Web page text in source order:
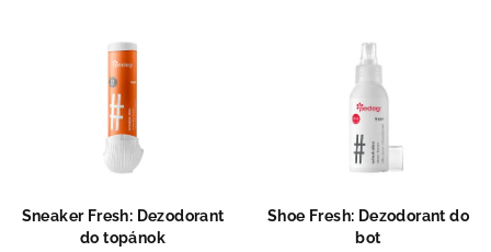
Sneaker Fresh: Dezodorant
do topánok
Shoe Fresh: Dezodorant do
bot